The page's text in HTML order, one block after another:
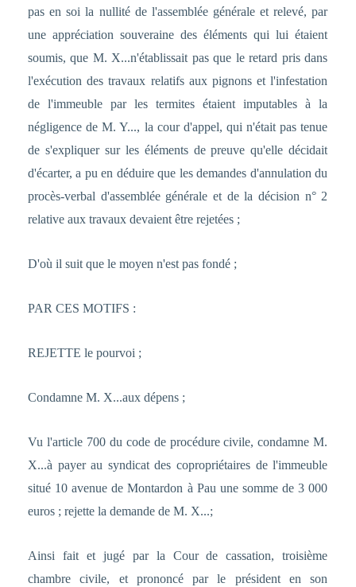
pas en soi la nullité de l'assemblée générale et relevé, par
une appréciation souveraine des éléments qui lui étaient
soumis, que M. X...n'établissait pas que le retard pris dans
l'exécution des travaux relatifs aux pignons et l'infestation
de l'immeuble par les termites étaient imputables à la
négligence de M. Y..., la cour d'appel, qui n'était pas tenue
de s'expliquer sur les éléments de preuve qu'elle décidait
d'écarter, a pu en déduire que les demandes d'annulation du
procès-verbal d'assemblée générale et de la décision n° 2
relative aux travaux devaient être rejetées ;
D'où il suit que le moyen n'est pas fondé ;
PAR CES MOTIFS :
REJETTE le pourvoi ;
Condamne M. X...aux dépens ;
Vu l'article 700 du code de procédure civile, condamne M.
X...à payer au syndicat des copropriétaires de l'immeuble
situé 10 avenue de Montardon à Pau une somme de 3 000
euros ; rejette la demande de M. X...;
Ainsi fait et jugé par la Cour de cassation, troisième
chambre civile, et prononcé par le président en son